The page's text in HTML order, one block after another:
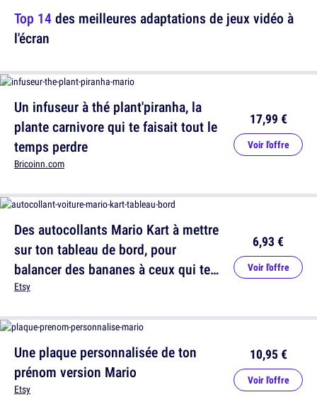
Un infuseur à thé plant'piranha, la
plante carnivore qui te faisait tout le
temps perdre
Bricoinn.com
17,99 €
Voir l'offre
Une plaque personnalisée de ton
prénom version Mario
Etsy
10,95 €
Voir l'offre
Top 14des meilleures adaptations de jeux vidéo à
l'écran
Des autocollants Mario Kart à mettre
sur ton tableau de bord, pour
balancer des bananes à ceux qui te
suivent
Etsy
6,93 €
Voir l'offre